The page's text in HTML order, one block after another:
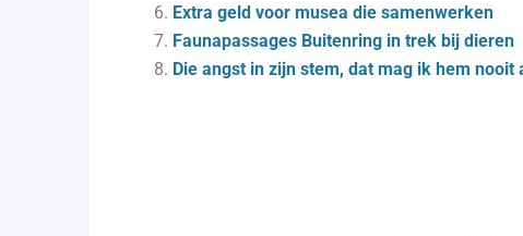
Extra geld voor musea die samenwerken
Fau­nap­as­sa­ges Bui­ten­ring in trek bij die­ren
Die angst in zijn stem, dat mag ik hem nooit